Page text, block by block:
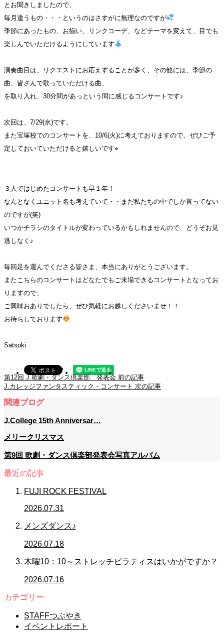
とお聞きしましたので、
毎月違うもの・・・というのはさすがに無理なのですが
季節にあったもの、お揃い、リンクコーデ、などテーマを変えて、目でも
楽しんでいただけるようにしています
演奏曲目は、リクエストにお応えすることが多く、その他には、季節の
曲、皆さんで歌っていただける曲、
を取り入れ、30分間があっという間に感じるコンサートです♪
次回は、7/29(水)です。
また宝塚校でのコンサートを、10/6(火)に考えておりますので、ぜひご予
定しておいていただけると嬉しいです⭐︎
３人ではじめたコンサートも早１年！
なんとなくユニット名も考えていて・・まだ私たちの中でしか言ってない
のですが(笑)
いつかチラシのタイトルが変わっているかもしれませんので、どうぞお見
逃しなく♪
毎回足を運んでくださる皆さま、本当にありがとうございます。
またこちらのコンサートはどなたでもご来場できるコンサートとなってお
りますので、
ご興味おありでしたら、ぜひ気軽にお越しくださいませ！！
お待ちしております
Satsuki
第12回 J.歌劇・ダンス倶楽部 発表会 前の記事
J.カレッジファンタスティック・コンサート 次の記事
関連ブログ
J.College 15th Anniversar…
メリークリスマス
第9回 歌劇・ダンス倶楽部発表会写真アルバム
最近の記事
FUJI ROCK FESTIVAL
2026.07.31
メンズダンス♪
2026.07.18
木曜10：10～ストレッチピラティスはいかがですか？
2026.07.16
カテゴリー
STAFFつぶやき
イベントレポート